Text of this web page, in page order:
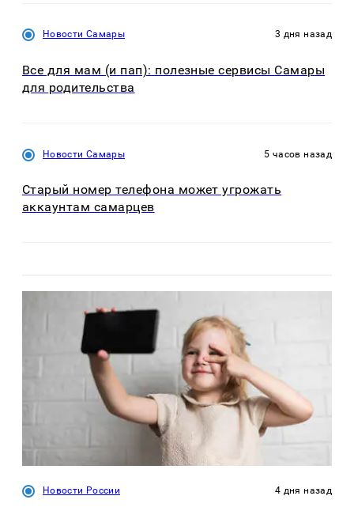
Новости Самары 3 дня назад
Все для мам (и пап): полезные сервисы Самары
для родительства
Новости Самары 5 часов назад
Старый номер телефона может угрожать
аккаунтам самарцев
Новости России 4 дня назад